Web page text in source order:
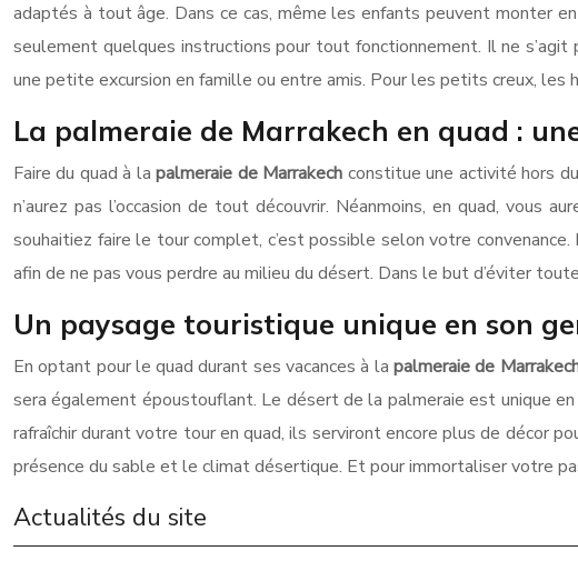
adaptés à tout âge. Dans ce cas, même les enfants peuvent monter
seulement quelques instructions pour tout fonctionnement. Il ne
une petite excursion en famille ou entre amis. Pour les petits creux, les
La palmeraie de Marrakech en quad :
Faire du quad à lapalmeraie de Marrakech constitue une activité hors
n’aurez pas l’occasion de tout découvrir. Néanmoins, en quad,
souhaitiez faire le tour complet, c’est possible selon votre
afin de ne pas vous perdre au milieu du désert. Dans le but d’éviter
Un paysage touristique unique en son
En optant pour le quad durant ses vacances à la palmeraie de
sera également époustouflant. Le désert de la palmeraie est unique
rafraîchir durant votre tour en quad, ils serviront encore plus de décor
présence du sable et le climat désertique. Et pour immortaliser votre
Actualités du site